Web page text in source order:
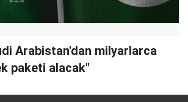
Arabistan'dan milyarlarca
paketi alacak"